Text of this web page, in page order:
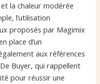
la chaleur modérée
l’utilisation
proposés par Magimix
place d’un
aux références
Buyer, qui rappellent
pour réussir une